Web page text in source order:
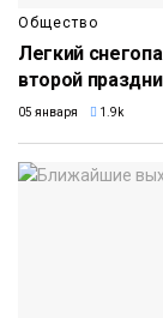
Общество
Легкий
второй
05 января 1.9k